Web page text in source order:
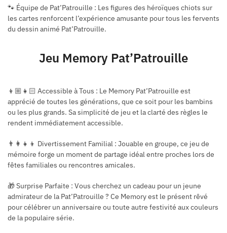
🐾 Équipe de Pat’Patrouille : Les figures des héroïques chiots sur
les cartes renforcent l’expérience amusante pour tous les fervents
du dessin animé Pat’Patrouille.
Jeu Memory Pat’Patrouille
👦🏼👧🏻 Accessible à Tous : Le Memory Pat’Patrouille est
apprécié de toutes les générations, que ce soit pour les bambins
ou les plus grands. Sa simplicité de jeu et la clarté des règles le
rendent immédiatement accessible.
👨‍👩‍👧‍👦 Divertissement Familial : Jouable en groupe, ce jeu de
mémoire forge un moment de partage idéal entre proches lors de
fêtes familiales ou rencontres amicales.
🎁 Surprise Parfaite : Vous cherchez un cadeau pour un jeune
admirateur de la Pat’Patrouille ? Ce Memory est le présent rêvé
pour célébrer un anniversaire ou toute autre festivité aux couleurs
de la populaire série.